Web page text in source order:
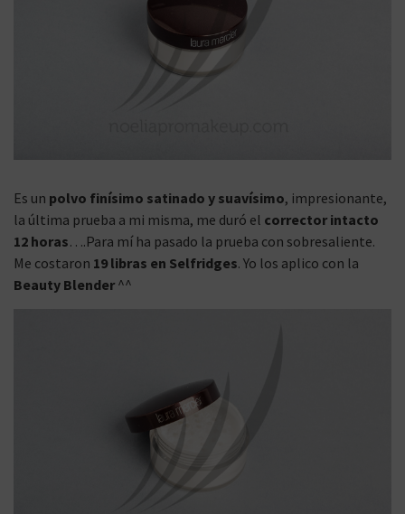
Es un polvo finísimo satinado y suavísimo, impresionante,
la última prueba a mi misma, me duró el corrector intacto
12 horas….Para mí ha pasado la prueba con sobresaliente.
Me costaron 19 libras en Selfridges. Yo los aplico con la
Beauty Blender ^^